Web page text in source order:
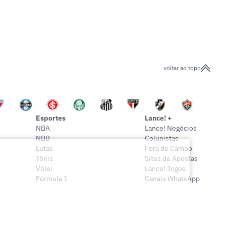
voltar ao topo
Esportes
NBA
NBB
Lutas
Tênis
Vôlei
Fórmula 1
Lance! +
Lance! Negócios
Colunistas
Fora de Campo
Sites de Apostas
Lance! Jogos
Canais WhatsApp